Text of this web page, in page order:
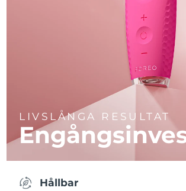
LIVSLÅNGA RESULTAT
Hållbar